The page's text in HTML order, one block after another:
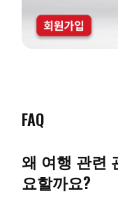
FAQ
왜 여행 관련
요할까요?